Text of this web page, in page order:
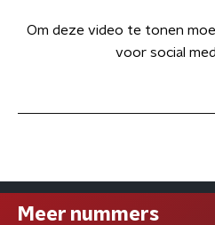
Om deze video te tonen
voor social
Meer nummers